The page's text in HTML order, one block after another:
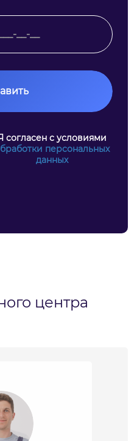
согласен с условиями
персональных
данных
центра